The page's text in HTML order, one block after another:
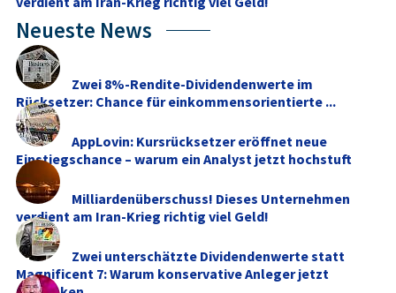
Neueste News
Zwei 8%-Rendite-Dividendenwerte im
Rücksetzer: Chance für einkommensorientierte ...
AppLovin: Kursrücksetzer eröffnet neue
Einstiegschance – warum ein Analyst jetzt hochstuft
Milliardenüberschuss! Dieses Unternehmen
verdient am Iran-Krieg richtig viel Geld!
Zwei unterschätzte Dividendenwerte statt
Magnificent 7: Warum konservative Anleger jetzt